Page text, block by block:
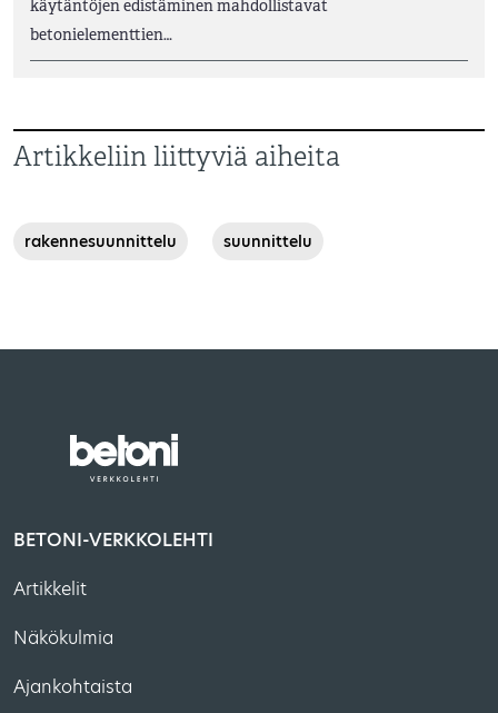
käytäntöjen edistäminen mahdollistavat
betonielementtien…
Artikkeliin liittyviä aiheita
rakennesuunnittelu suunnittelu
BETONI-VERKKOLEHTI
Artikkelit
Näkökulmia
Ajankohtaista